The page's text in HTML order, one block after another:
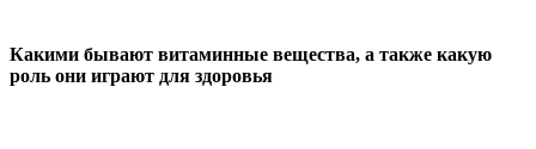
Какими бывают витаминные вещества, а также какую
роль они играют для здоровья